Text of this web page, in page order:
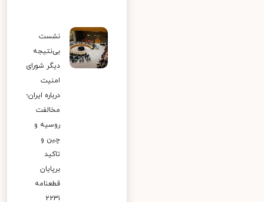
نشست
بی‌نتیجه
دیگر شورای
امنیت
درباره ایران؛
مخالفت
روسیه و
چین و
تاکید
برپایان
قطعنامه
۲۲۳۱